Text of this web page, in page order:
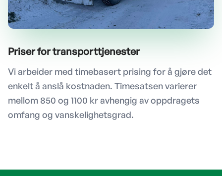
Priser for transporttjenester
Vi arbeider med timebasert prising for å gjøre det
enkelt å anslå kostnaden. Timesatsen varierer
mellom 850 og 1100 kr avhengig av oppdragets
omfang og vanskelighetsgrad.